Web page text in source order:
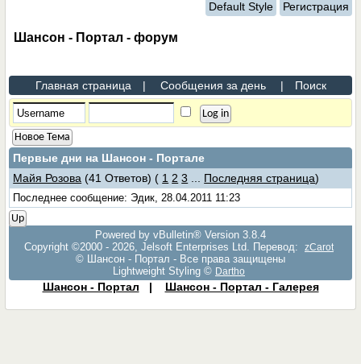
Default Style Регистрация
Шансон - Портал - форум
Главная страница | Сообщения за день | Поиск
Новое Тема
Первые дни на Шансон - Портале
Майя Розова (41 Ответов) ( 1 2 3 Последняя страница)
Последнее сообщение: Эдик, 28.04.2011 11:23
Up
Powered by vBulletin® Version 3.8.4
Copyright ©2000 - 2026, Jelsoft Enterprises Ltd. Перевод:
zCarot
© Шансон - Портал - Все права защищены
Lightweight Styling © Dartho
Шансон - Портал | Шансон - Портал - Галерея